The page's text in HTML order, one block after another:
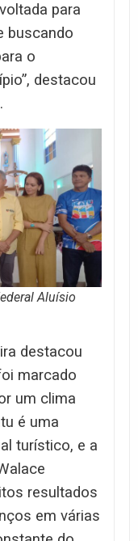
para
buscando
o
destacou
Aluísio
destacou
marcado
um clima
é uma
turístico, e a
resultados
em várias